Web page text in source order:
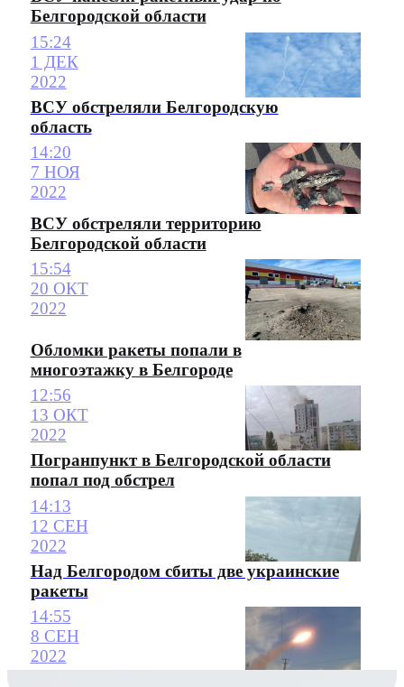
Белгородской области
15:24
1 ДЕК
2022
ВСУ обстреляли Белгородскую
область
14:20
7 НОЯ
2022
ВСУ обстреляли территорию
Белгородской области
15:54
20 ОКТ
2022
Обломки ракеты попали в
многоэтажку в Белгороде
12:56
13 ОКТ
2022
Погранпункт в Белгородской области
попал под обстрел
14:13
12 СЕН
2022
Над Белгородом сбиты две украинские
ракеты
14:55
8 СЕН
2022